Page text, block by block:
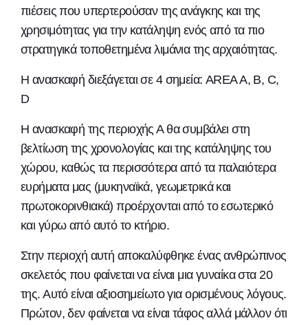
πιέσεις που υπερτερούσαν της ανάγκης και της
χρησιμότητας για την κατάληψη ενός από τα πιο
στρατηγικά τοποθετημένα λιμάνια της αρχαιότητας.
Η ανασκαφή διεξάγεται σε 4 σημεία: AREA A, B, C,
D
Η ανασκαφή της περιοχής Α θα συμβάλει στη
βελτίωση της χρονολογίας και της κατάληψης του
χώρου, καθώς τα περισσότερα από τα παλαιότερα
ευρήματα μας (μυκηναϊκά, γεωμετρικά και
πρωτοκορινθιακά) προέρχονται από το εσωτερικό
και γύρω από αυτό το κτήριο.
Στην περιοχή αυτή αποκαλύφθηκε ένας ανθρώπινος
σκελετός που φαίνεται να είναι μια γυναίκα στα 20
της. Αυτό είναι αξιοσημείωτο για ορισμένους λόγους.
Πρώτον, δεν φαίνεται να είναι τάφος αλλά μάλλον ότι